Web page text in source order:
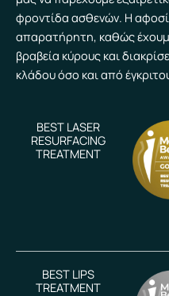
φροντίδα ασθενών. Η
απαρατήρητη, καθώς
βραβεία κύρους και
κλάδου όσο και από
BEST LASER
RESURFACING
TREATMENT
BEST LIPS
TREATMENT